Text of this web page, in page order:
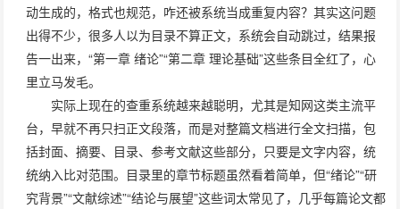
动生成的，格式也规范，咋还被系统当成重复内容？其实这问题
出得不少，很多人以为目录不算正文，系统会自动跳过，结果报
告一出来，“第一章 绪论”“第二章 理论基础”这些条目全红了，心
里立马发毛。
实际上现在的查重系统越来越聪明，尤其是知网这类主流平
台，早就不再只扫正文段落，而是对整篇文档进行全文扫描，包
括封面、摘要、目录、参考文献这些部分，只要是文字内容，统
统纳入比对范围。目录里的章节标题虽然看着简单，但“绪论”“研
究背景”“文献综述”“结论与展望”这些词太常见了，几乎每篇论文都